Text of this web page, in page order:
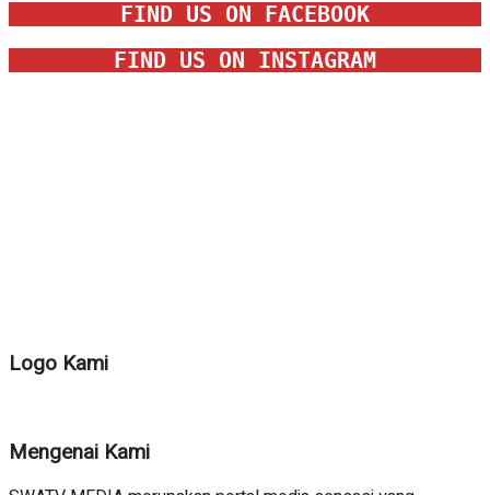
FIND US ON FACEBOOK
FIND US ON INSTAGRAM
Logo Kami
Mengenai Kami